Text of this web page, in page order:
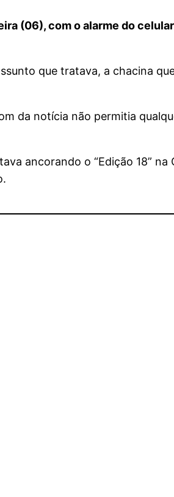
(06), com o alarme do
que tratava, a chacina
da notícia não permitia
ancorando o “Edição 18” na